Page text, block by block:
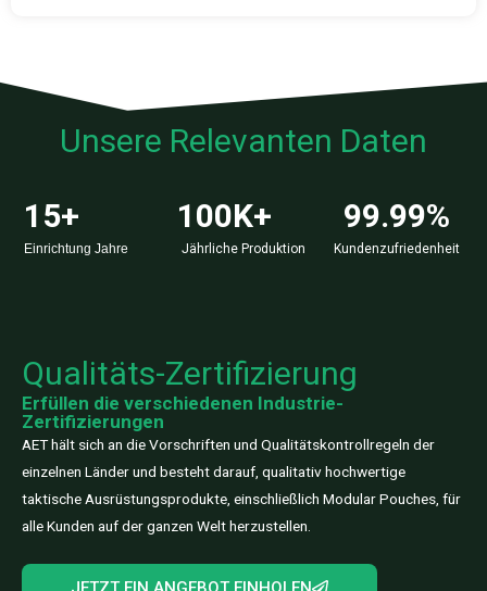
Unsere Relevanten Daten
Einrichtung Jahre
15+
Jährliche Produktion
100K+
Kundenzufriedenheit
99.99%
Qualitäts-Zertifizierung
Erfüllen die verschiedenen Industrie-
Zertifizierungen
AET hält sich an die Vorschriften und Qualitätskontrollregeln der
einzelnen Länder und besteht darauf, qualitativ hochwertige
taktische Ausrüstungsprodukte, einschließlich Modular Pouches, für
alle Kunden auf der ganzen Welt herzustellen.